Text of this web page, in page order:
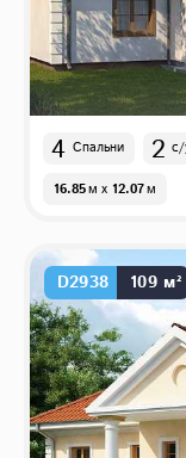
4 Спальни 2
16.85м x 12.07м
D2938 109 м²